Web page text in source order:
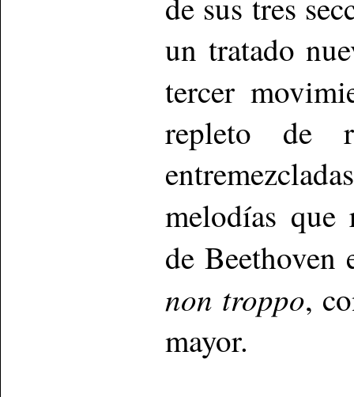
de sus tres
un tratado
tercer
repleto de
melodías
de
non troppo,
mayor.